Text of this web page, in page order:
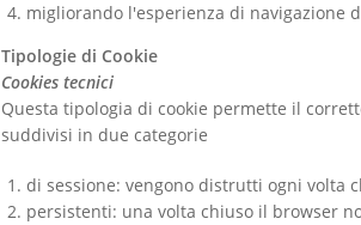
migliorando l'esperienza di navigazione
Tipologie di Cookie
Cookies tecnici
Questa tipologia di cookie permette il
suddivisi in due categorie
di sessione: vengono distrutti ogni volta
persistenti: una volta chiuso il browser